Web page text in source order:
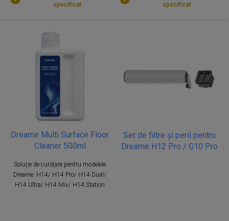
specificat
specificat
Dreame Multi Surface Floor
Cleaner 500ml
Soluție de curățare pentru modelele
Dreame: H14/ H14 Pro/ H14 Dual/
H14 Ultra/ H14 Mix/ H14 Station
Set de filtre și perii pentru
Dreame H12 Pro / G10 Pro